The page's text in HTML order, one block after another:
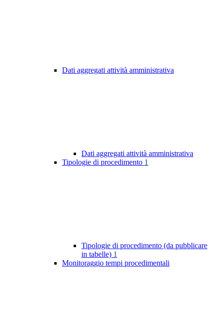
Dati aggregati attività amministrativa
Dati aggregati attività amministrativa
Tipologie di procedimento 1
Tipologie di procedimento (da pubblicare
in tabelle) 1
Monitoraggio tempi procedimentali